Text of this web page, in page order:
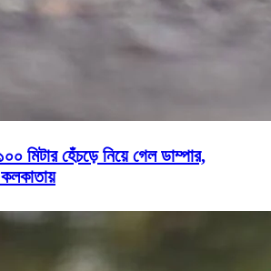
মিটার হেঁচড়ে নিয়ে গেল ডাম্পার,
কলকাতায়